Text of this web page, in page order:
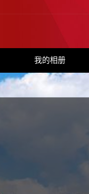
我的相册